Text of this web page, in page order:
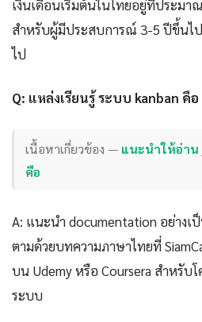
เงินเดือนเริ่มต้นในไทยอยู่ที่ประมา
สำหรับผู้มีประสบการณ์ 3-5 ปีขึ้นไ
ไป
Q: แหล่งเรียนรู้ ระบบ kanban คื
เนื้อหาเกี่ยวข้อง — แนะนำให้อ่าน
คือ
A: แนะนำ documentation อย่าง
ตามด้วยบทความภาษาไทยที่
บน Udemy หรือ Coursera สำหรับโ
ระบบ